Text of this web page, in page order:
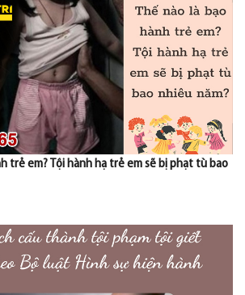
trẻ em? Tội hành hạ trẻ em sẽ bị phạt tù bao